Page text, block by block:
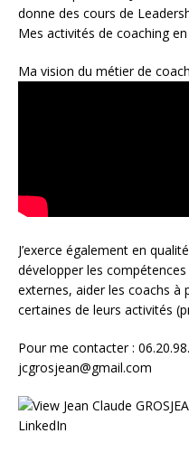
donne des cours de
Mes activités de coaching en
Ma vision du métier de
J’exerce également en
développer les
externes, aider les coachs à
certaines de leurs activités
Pour me contacter :
jcgrosjean@gmail.com